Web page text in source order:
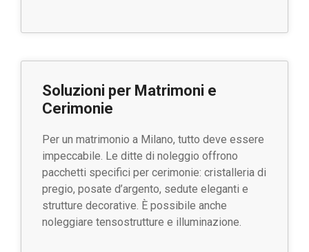
Soluzioni per Matrimoni e
Cerimonie
Per un matrimonio a Milano, tutto deve essere
impeccabile. Le ditte di noleggio offrono
pacchetti specifici per cerimonie: cristalleria di
pregio, posate d’argento, sedute eleganti e
strutture decorative. È possibile anche
noleggiare tensostrutture e illuminazione.